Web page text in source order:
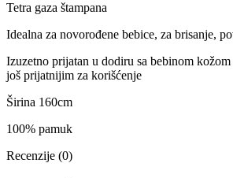
Tetra gaza štampana
Idealna za novorođene bebice, za brisanje,
Izuzetno prijatan u dodiru sa bebinom
još prijatnijim za korišćenje
Širina 160cm
100% pamuk
Recenzije (0)